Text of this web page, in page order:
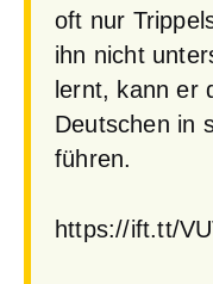
oft nur
ihn nicht
lernt, kann er
Deutschen in
führen.
https://ift.tt/